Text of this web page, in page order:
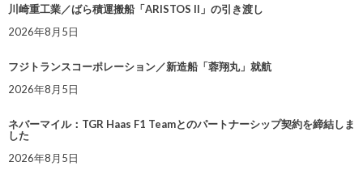
川崎重工業／ばら積運搬船「ARISTOS II」の引き渡し
2026年8月5日
フジトランスコーポレーション／新造船「蓉翔丸」就航
2026年8月5日
ネバーマイル：TGR Haas F1 Teamとのパートナーシップ契約を締結しま
した
2026年8月5日